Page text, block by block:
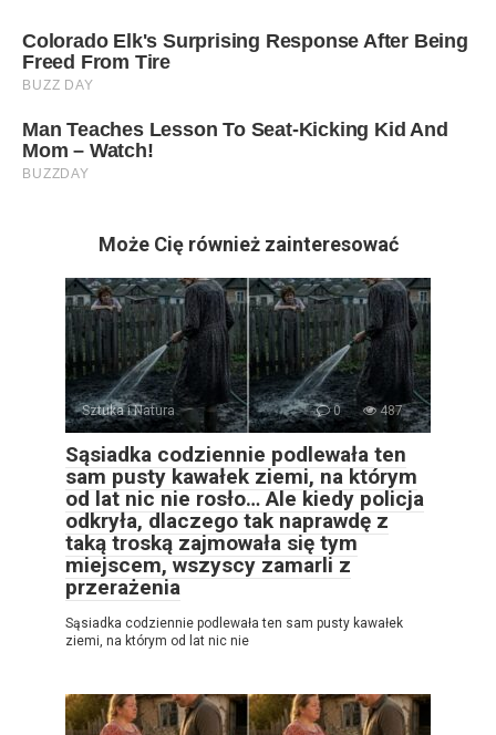
Może Cię również zainteresować
Sztuka i Natura 0 487
Sąsiadka codziennie podlewała ten
sam pusty kawałek ziemi, na którym
od lat nic nie rosło… Ale kiedy policja
odkryła, dlaczego tak naprawdę z
taką troską zajmowała się tym
miejscem, wszyscy zamarli z
przerażenia
Sąsiadka codziennie podlewała ten sam pusty kawałek
ziemi, na którym od lat nic nie